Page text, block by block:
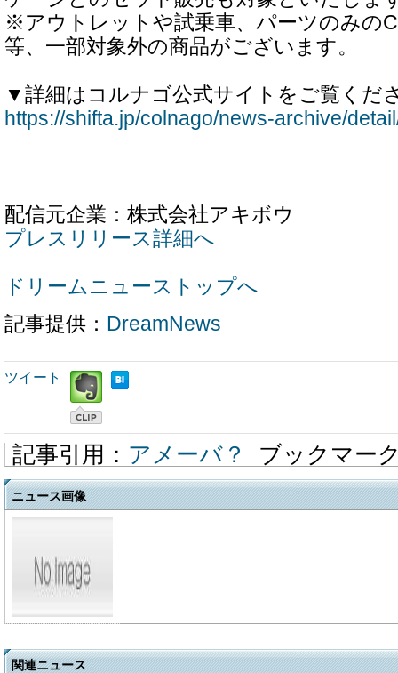
※アウトレットや試乗車、パーツのみの
等、一部対象外の商品がございます。
▼詳細はコルナゴ公式サイトをご覧くだ
https://shifta.jp/colnago/news-archive/
配信元企業：株式会社アキボウ
プレスリリース詳細へ
ドリームニューストップへ
記事提供： DreamNews
ツイート
記事引用： アメーバ？ ブックマー
ニュース画像
関連ニュース